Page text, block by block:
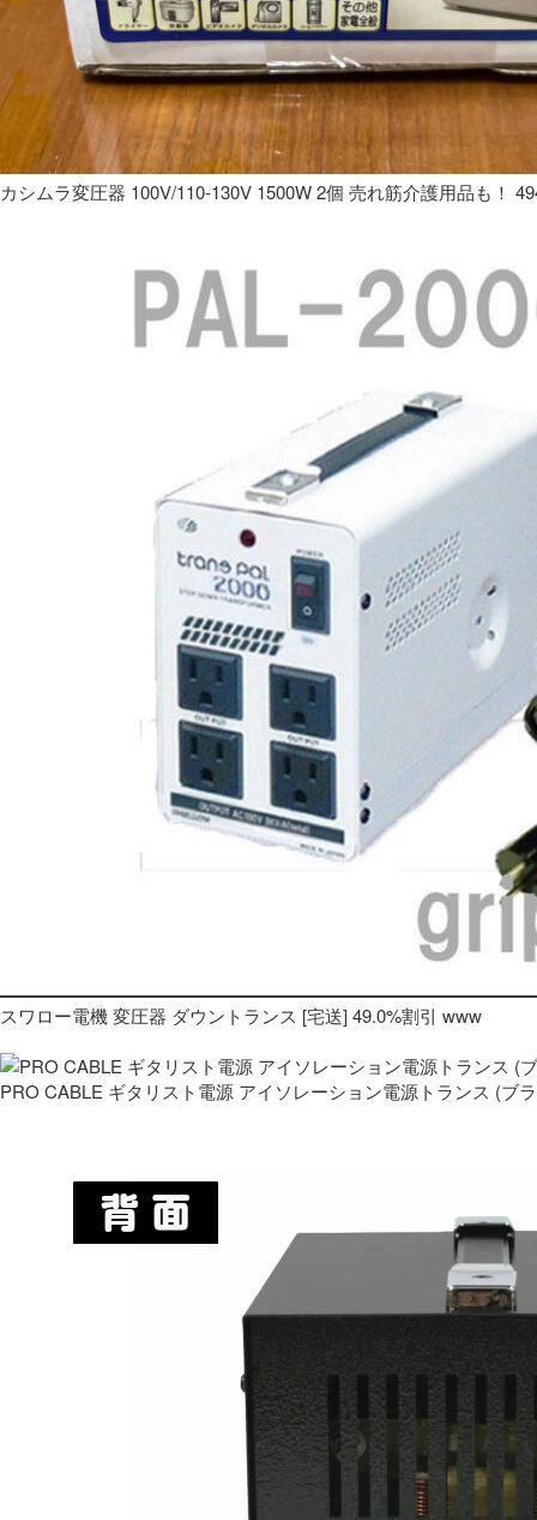
カシムラ変圧器 100V/110-130V 1500W 2個 売れ筋介護用品も！
スワロー電機 変圧器 ダウントランス [宅送] 49.0%割引 www
PRO CABLE ギタリスト電源 アイソレーション電源トランス (ブ